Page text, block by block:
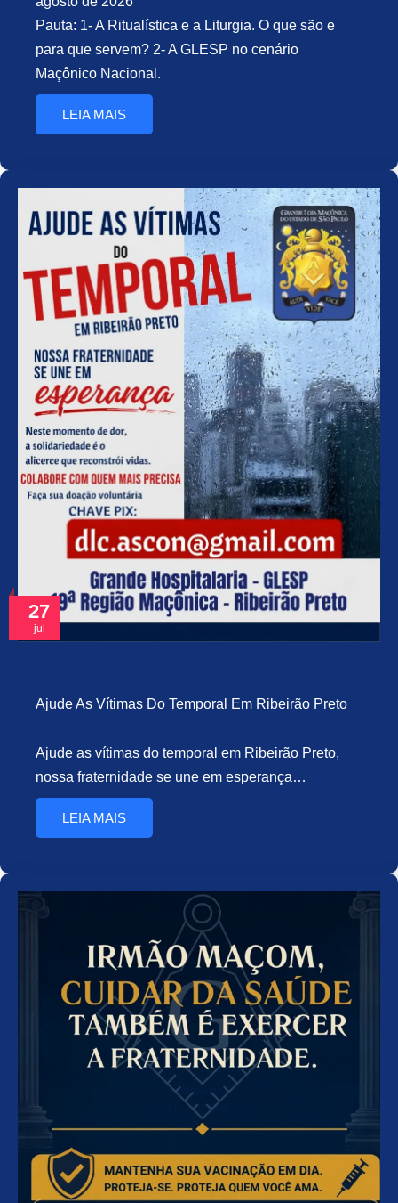
Pauta: 1- A Ritualística e a Liturgia. O que são e
para que servem? 2- A GLESP no cenário
Maçônico Nacional.
LEIA MAIS
27
jul
Ajude As Vítimas Do Temporal Em Ribeirão Preto
Ajude as vítimas do temporal em Ribeirão Preto,
nossa fraternidade se une em esperança…
LEIA MAIS